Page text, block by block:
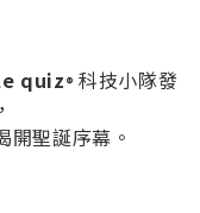
quiz® 科技小隊發
開聖誕序幕。